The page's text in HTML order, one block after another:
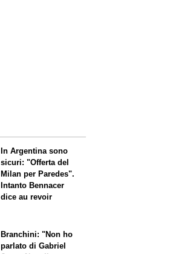
In Argentina sono
sicuri: "Offerta del
Milan per Paredes".
Intanto Bennacer
diceau revoir
Branchini: "Non ho
parlato di Gabriel